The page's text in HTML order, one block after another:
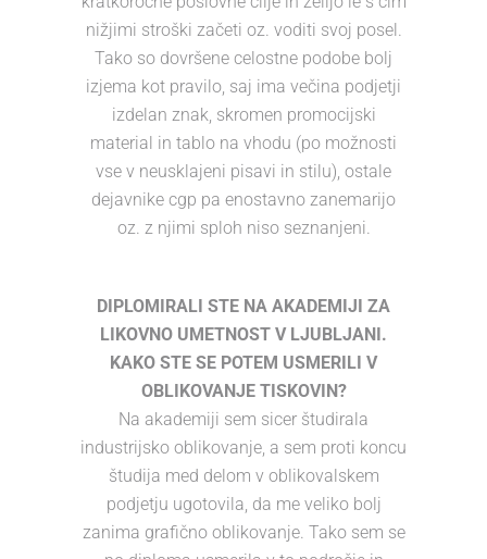
nižjimi stroški začeti oz. voditi svoj posel.
Tako so dovršene celostne podobe bolj
izjema kot pravilo, saj ima večina podjetji
izdelan znak, skromen promocijski
material in tablo na vhodu (po možnosti
vse v neusklajeni pisavi in stilu), ostale
dejavnike cgp pa enostavno zanemarijo
oz. z njimi sploh niso seznanjeni.
DIPLOMIRALI STE NA AKADEMIJI ZA
LIKOVNO UMETNOST V LJUBLJANI.
KAKO STE SE POTEM USMERILI V
OBLIKOVANJE TISKOVIN?
Na akademiji sem sicer študirala
industrijsko oblikovanje, a sem proti koncu
študija med delom v oblikovalskem
podjetju ugotovila, da me veliko bolj
zanima grafično oblikovanje. Tako sem se